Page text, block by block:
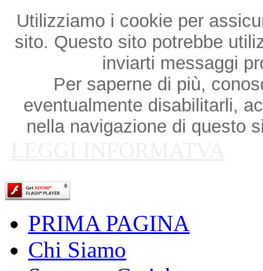
Utilizziamo i cookie per
sito. Questo sito potrebbe
inviarti messaggi
Per saperne di più,
eventualmente disabilitarli,
nella navigazione di questo
PRIMA PAGINA
Chi Siamo